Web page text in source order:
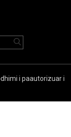
i paautorizuar i